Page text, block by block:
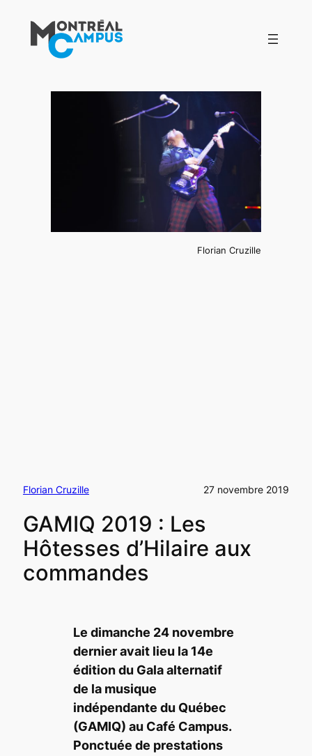
contenu
Florian Cruzille
Florian Cruzille 27 novembre 2019
GAMIQ 2019 : Les
Hôtesses d’Hilaire aux
commandes
Le dimanche 24 novembre
dernieravait lieu la 14e
édition du Gala alternatif
de la musique
indépendante du Québec
(GAMIQ) au Café Campus.
Ponctuée de prestations